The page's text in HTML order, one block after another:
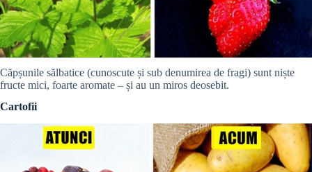
Căpșunile sălbatice (cunoscute și sub denumirea de fragi) sunt niște
fructe mici, foarte aromate – și au un miros deosebit.
Cartofii